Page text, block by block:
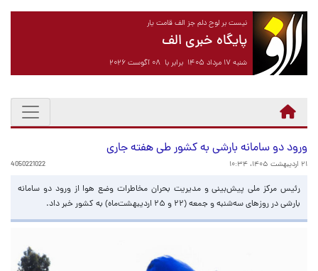
نیست بر لوح دلم جز الف قامت یار
پایگاه خبری الف
شنبه ۱۷ مرداد ۱۴۰۵ برابر با ۰۸ آگوست ۲۰۲۶
ورود دو سامانه بارشی به کشور طی هفته جاری
۲۱ اردیبهشت ۱۴۰۵، ۱۰:۳۴ 4050221022
رئیس مرکز ملی پیش‌بینی و مدیریت بحران مخاطرات وضع هوا از ورود دو سامانه
بارشی در روزهای سه‌شنبه و جمعه (۲۲ و ۲۵ اردیبهشت‌ماه) به کشور خبر داد.